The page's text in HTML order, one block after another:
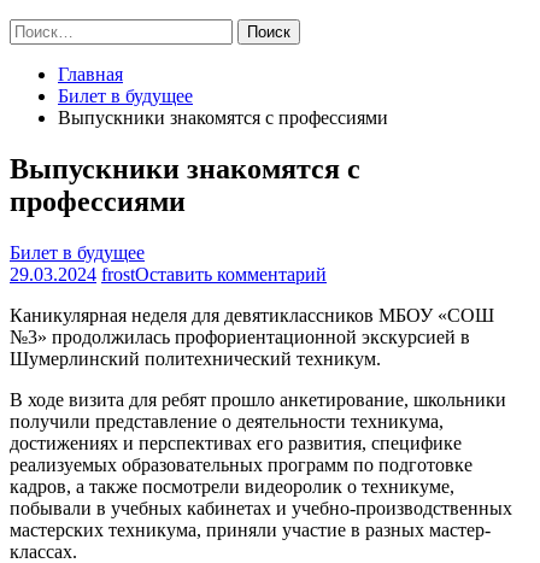
Найти:
Главная
Билет в будущее
Выпускники знакомятся с профессиями
Выпускники знакомятся с
профессиями
Билет в будущее
29.03.2024 frostОставить комментарий
знакомятся
с
профессиями
Каникулярная неделя для девятиклассников МБОУ «СОШ
№3» продолжилась профориентационной экскурсией в
Шумерлинский политехнический техникум.
В ходе визита для ребят прошло анкетирование, школьники
получили представление о деятельности техникума,
достижениях и перспективах его развития, специфике
реализуемых образовательных программ по подготовке
кадров, а также посмотрели видеоролик о техникуме,
побывали в учебных кабинетах и учебно-производственных
мастерских техникума, приняли участие в разных мастер-
классах.